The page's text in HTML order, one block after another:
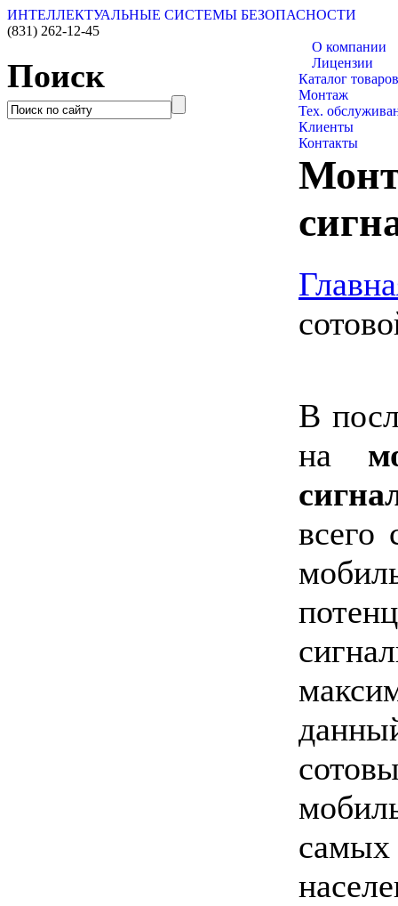
ИНТЕЛЛЕКТУАЛЬНЫЕ СИСТЕМЫ БЕЗОПАСНОСТИ
(831) 262-12-45
Поиск
О компании
Лицензии
Каталог товаров
Монтаж
Тех.
Клиенты
Контакты
В
на
всего